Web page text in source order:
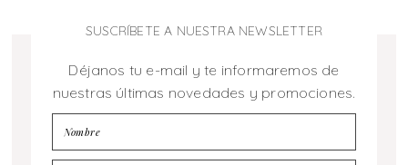
SUSCRÍBETE A NUESTRA NEWSLETTER
Déjanos tu e-mail y te informaremos de
nuestras últimas novedades y promociones.